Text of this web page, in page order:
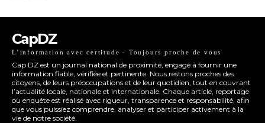
CapDZ
L’information avec certitude - Toujours proche de vous
Cap DZ est un journal national de proximité, engagé à fournir une
information fiable, vérifiée et pertinente. Nous restons proches des
citoyens, de leurs préoccupations et de leur quotidien, tout en couvrant
l’actualité locale, nationale et internationale. Chaque article, reportage
ou enquête est réalisé avec rigueur, transparence et responsabilité, afin
que vous puissiez comprendre, analyser et participer activement à la
vie de notre société.